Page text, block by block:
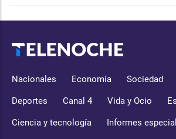
Nacionales Economía Sociedad
Deportes Canal 4 Vida y Ocio
Ciencia y tecnología Informes